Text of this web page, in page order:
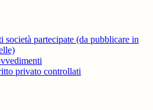
società partecipate (da pubblicare in
privato controllati